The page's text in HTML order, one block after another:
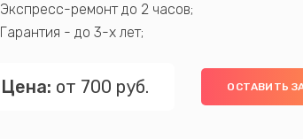
Экспресс-ремонт до 2 часов;
Гарантия - до 3-х лет;
Цена: от 700 руб. ОСТАВИТЬ